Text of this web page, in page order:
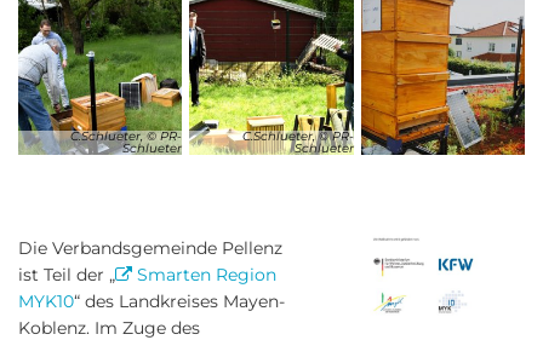
C.Schlueter, © PR-
Schlueter
C.Schlueter, © PR-
Schlueter
Die Verbandsgemeinde Pellenz
ist Teil der „
Smarten Region
MYK10“ des Landkreises Mayen-
Koblenz. Im Zuge des